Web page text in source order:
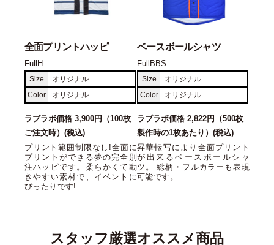
全面プリントハッピ
FullH
Size
オリジナル
Color
オリジナル
ラブラボ価格 3,900円（100枚
ご注文時）(税込)
プリント範囲制限なし!全面に
プリントができる夢の完全別
注ハッピです。柔らかくて動
きやすい素材で、イベントに
ぴったりです!
ベースボールシャツ
FullBBS
Size
オリジナル
Color
オリジナル
ラブラボ価格 2,822円（500枚
製作時の1枚あたり）(税込)
昇華転写により全面プリント
が出来るベースボールシャ
ツ。 総柄・フルカラーも表現
可能です。
スタッフ厳選オススメ商品